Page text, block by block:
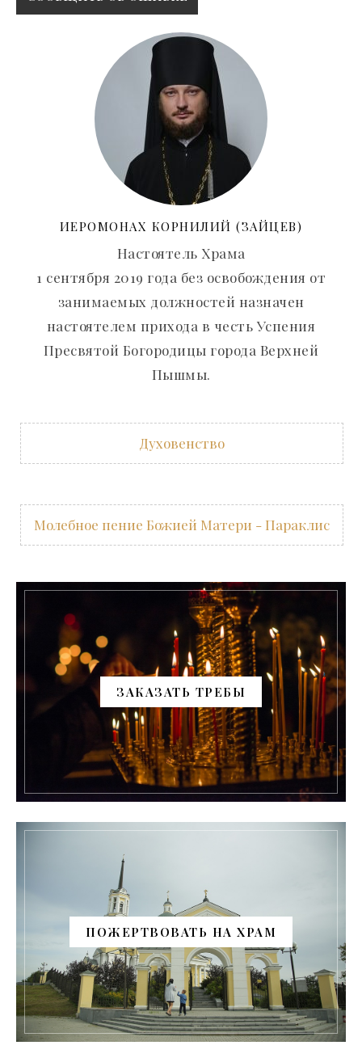
ИЕРОМОНАХ КОРНИЛИЙ (ЗАЙЦЕВ)
Настоятель Храма
1 сентября 2019 года без освобождения от
занимаемых должностей назначен
настоятелем прихода в честь Успения
Пресвятой Богородицы города Верхней
Пышмы.
Духовенство
Молебное пение Божией Матери - Параклис
ЗАКАЗАТЬ ТРЕБЫ
ПОЖЕРТВОВАТЬ НА ХРАМ